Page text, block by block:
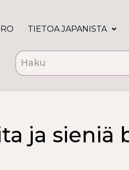
TIETOA JAPANISTA
ja sieniä